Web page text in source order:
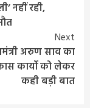
नहीं रही,
Next
अरुण साव का
कार्यो को लेकर
कही बड़ी बात